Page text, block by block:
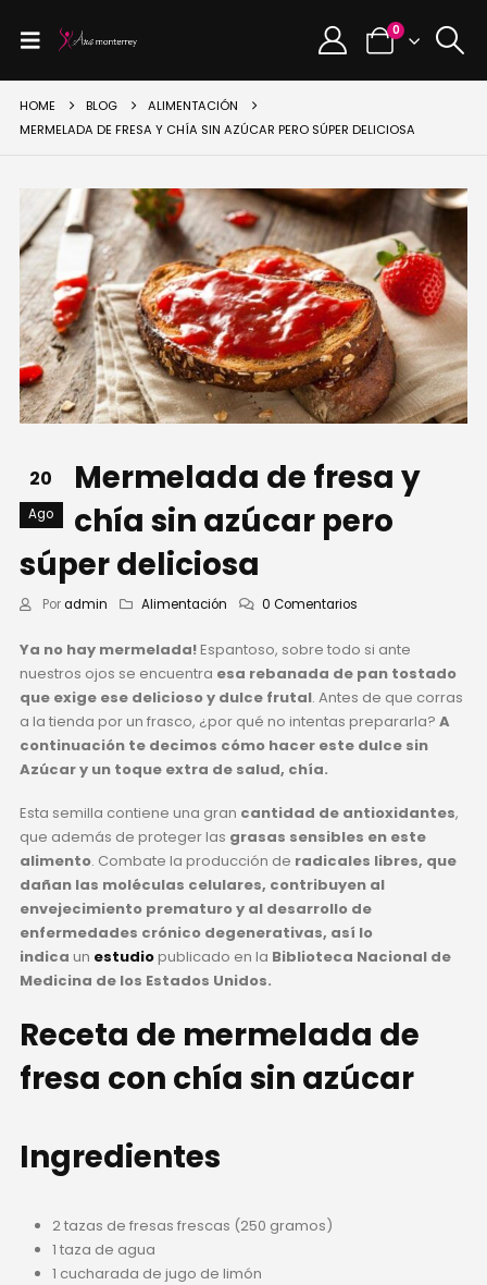
0
HOME BLOG
ALIMENTACIÓN
MERMELADA DE FRESA Y CHÍA SIN AZÚCAR PERO SÚPER DELICIOSA
20
Ago
Mermelada de fresa y
chía sin azúcar pero
súper deliciosa
Por admin Alimentación 0 Comentarios
Ya no hay mermelada!Espantoso, sobre todo si ante
nuestros ojos se encuentra esa rebanada de pan tostado
que exige ese delicioso y dulce frutal. Antes de que corras
a la tienda por un frasco, ¿por qué no intentas prepararla? A
continuación te decimos cómo hacer este dulce sin
Azúcar y un toque extra de salud, chía.
Esta semilla contiene una gran cantidad de antioxidantes,
que además de proteger las grasas sensibles en este
alimento. Combate la producción de radicales libres, que
dañan las moléculas celulares, contribuyen al
envejecimiento prematuro y al desarrollo de
enfermedades crónico degenerativas, así lo
indica un estudiopublicado en la Biblioteca Nacional de
Medicina de los Estados Unidos.
Receta de mermelada de
fresa con chía sin azúcar
Ingredientes
2 tazas de fresas frescas (250 gramos)
1 taza de agua
1 cucharada de jugo de limón